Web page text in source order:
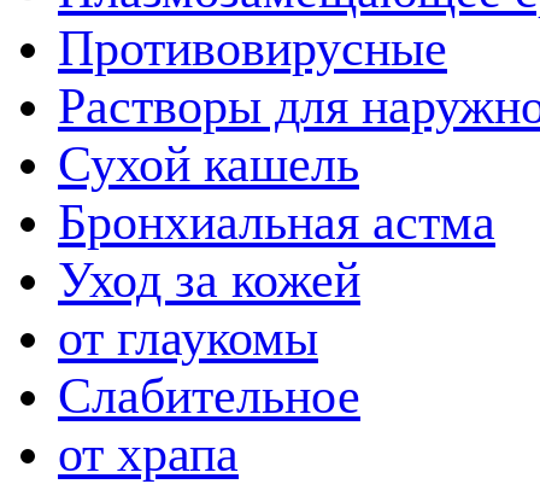
Противовирусные
Растворы для
Сухой кашель
Бронхиальная астма
Уход за кожей
от глаукомы
Слабительное
от храпа